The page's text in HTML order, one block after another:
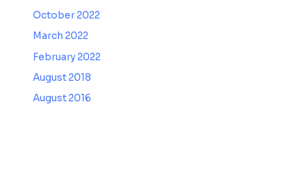
October 2022
March 2022
February 2022
August 2018
August 2016